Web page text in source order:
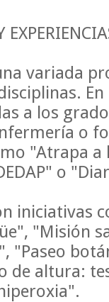
variada
En
a los
o
"Atrapa
o
iniciativas
"Misión
"Paseo
de altura: